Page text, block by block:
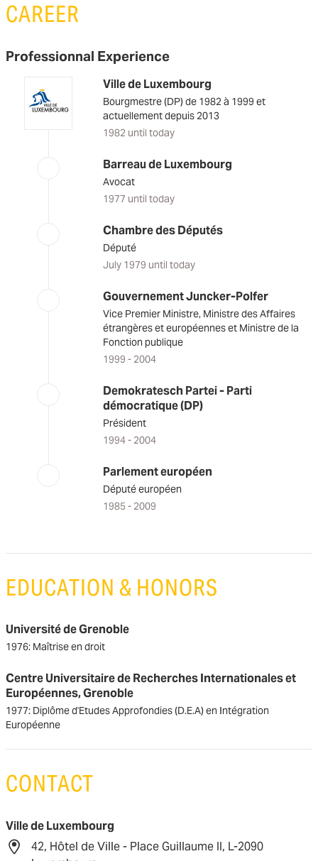
CAREER
Professionnal Experience
Ville de Luxembourg
Bourgmestre (DP) de 1982 à 1999 et
actuellement depuis 2013
1982 until today
Barreau de Luxembourg
Avocat
1977 until today
Chambre des Députés
Député
July 1979 until today
Gouvernement Juncker-Polfer
Vice Premier Ministre, Ministre des Affaires
étrangères et européennes et Ministre de la
Fonction publique
1999 - 2004
Demokratesch Partei - Parti
démocratique (DP)
Président
1994 - 2004
Parlement européen
Député européen
1985 - 2009
EDUCATION & HONORS
Université de Grenoble
1976: Maîtrise en droit
Centre Universitaire de Recherches Internationales et
Européennes, Grenoble
1977: Diplôme d'Etudes Approfondies (D.E.A) en Intégration
Européenne
CONTACT
Ville de Luxembourg
42, Hôtel de Ville - Place Guillaume II, L-2090